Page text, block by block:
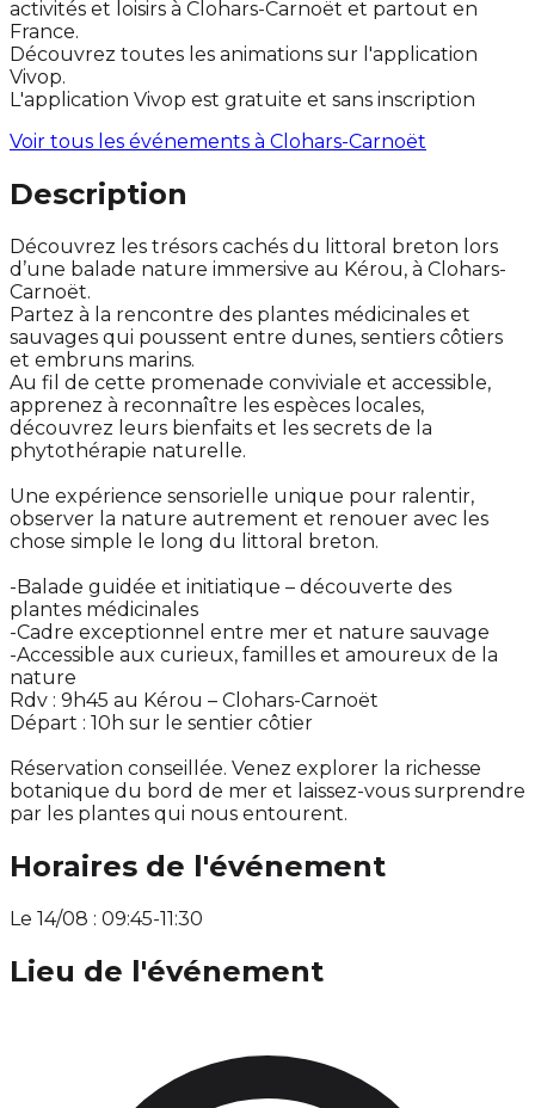
activités et loisirs à Clohars-Carnoët et partout en
France.
Découvrez toutes les animations sur l'application
Vivop.
L'application Vivop est gratuite et sans inscription
Voir tous les événements à Clohars-Carnoët
Description
Découvrez les trésors cachés du littoral breton lors
d’une balade nature immersive au Kérou, à Clohars-
Carnoët.
Partez à la rencontre des plantes médicinales et
sauvages qui poussent entre dunes, sentiers côtiers
et embruns marins.
Au fil de cette promenade conviviale et accessible,
apprenez à reconnaître les espèces locales,
découvrez leurs bienfaits et les secrets de la
phytothérapie naturelle.
Une expérience sensorielle unique pour ralentir,
observer la nature autrement et renouer avec les
chose simple le long du littoral breton.
-Balade guidée et initiatique – découverte des
plantes médicinales
-Cadre exceptionnel entre mer et nature sauvage
-Accessible aux curieux, familles et amoureux de la
nature
Rdv : 9h45 au Kérou – Clohars-Carnoët
Départ : 10h sur le sentier côtier
Réservation conseillée. Venez explorer la richesse
botanique du bord de mer et laissez-vous surprendre
par les plantes qui nous entourent.
Horaires de l'événement
Le 14/08 : 09:45-11:30
Lieu de l'événement